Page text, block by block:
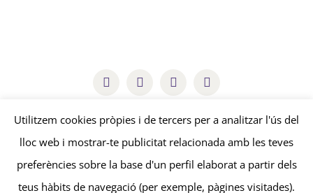
© Copyright2026 | Aresta Cooperativa |Avís legal-Política de
privacitat
- Política de cookies edissenys & sonosmedia
Utilitzem cookies pròpies i de tercers per a analitzar l'ús del
lloc web i mostrar-te publicitat relacionada amb les teves
preferències sobre la base d'un perfil elaborat a partir dels
teus hàbits de navegació (per exemple, pàgines visitades).